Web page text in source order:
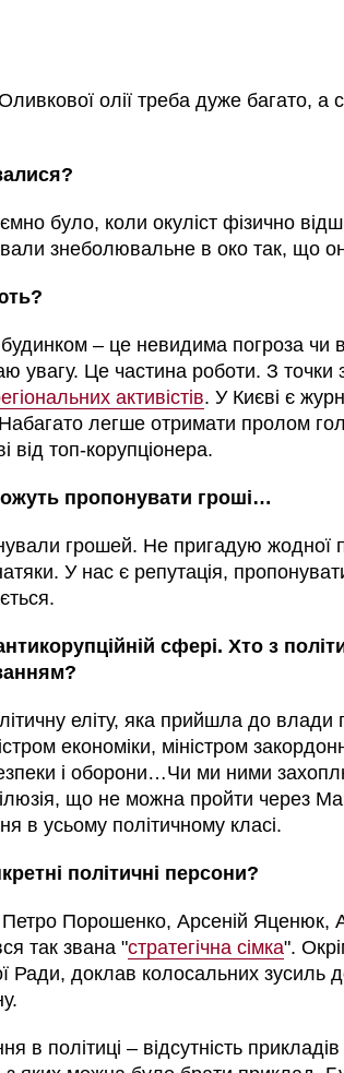
олії треба дуже багато,
було, коли окуліст фізично
знеболювальне в око так, що
– це невидима погроза чи
увагу. Це частина роботи. З точки
активістів. У Києві є
Набагато легше отримати пролом
від топ-корупціонера.
пропонувати гроші…
грошей. Не пригадую жодної
У нас є репутація,
сфері. Хто з
еліту, яка прийшла до влади
економіки, міністром
і оборони…Чи ми ними
що не можна пройти через
в усьому політичному класі.
політичні персони?
Порошенко, Арсеній Яценюк,
так звана "стратегічна сімка".
Ради, доклав колосальних зусиль
в політиці – відсутність